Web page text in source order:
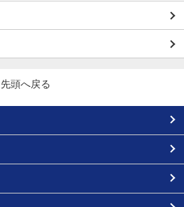
先頭へ戻る